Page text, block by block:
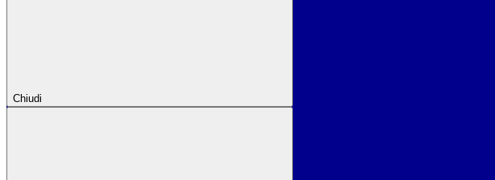
Chiudi